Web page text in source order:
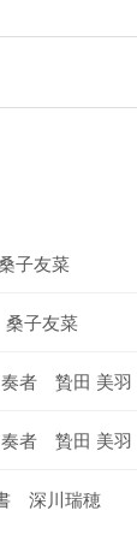
子友菜
子友菜
者 贄田 美羽
者 贄田 美羽
深川瑞穂